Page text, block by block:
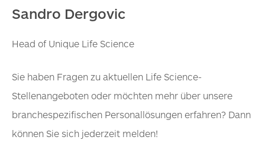
Sandro Dergovic
Head of Unique Life Science
Sie haben Fragen zu aktuellen Life Science-
Stellenangeboten oder möchten mehr über unsere
branchespezifischen Personallösungen erfahren? Dann
können Sie sich jederzeit melden!